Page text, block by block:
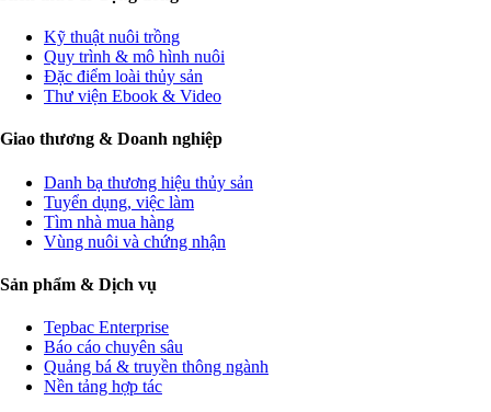
Kỹ thuật nuôi trồng
Quy trình & mô hình nuôi
Đặc điểm loài thủy sản
Thư viện Ebook & Video
Giao thương & Doanh nghiệp
Danh bạ thương hiệu thủy sản
Tuyển dụng, việc làm
Tìm nhà mua hàng
Vùng nuôi và chứng nhận
Sản phẩm & Dịch vụ
Tepbac Enterprise
Báo cáo chuyên sâu
Quảng bá & truyền thông ngành
Nền tảng hợp tác